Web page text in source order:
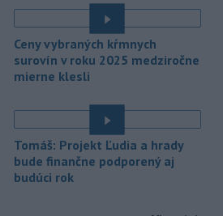
09:24 - V stredu sa bude dať
pozorovať čiastočné zatmenie
Slnka imaximum roja Perzeidy
podala v súvislosti s určením
obvodov celkovo osem
protestov prokurátora, a to proti
piatim uzneseniam mestských
zastupiteľstiev a trom uzneseniam
Ceny vybraných kŕmnych
surovín v roku 2025 medziročne
mierne klesli
Tomáš: Projekt Ľudia a hrady
bude finančne podporený aj
budúci rok